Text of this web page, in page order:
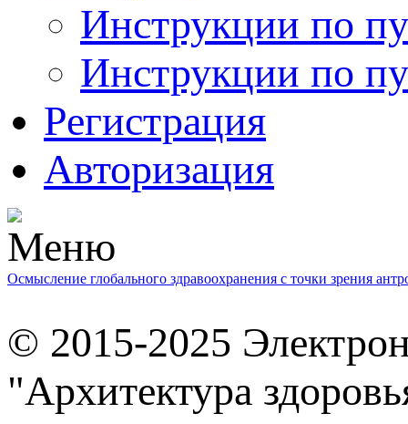
Инструкции по
Инструкции по
Регистрация
Авторизация
Осмысление глобального здравоохранения с точки зрения
© 2015-2025
"Архитектура